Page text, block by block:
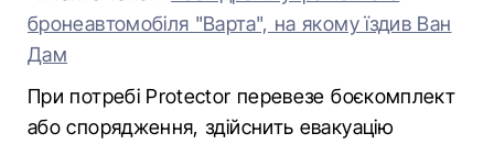
бронеавтомобіля "Варта", на якому їздив Ван
Дам
При потребі Protector перевезе боєкомплект
або спорядження, здійснить евакуацію